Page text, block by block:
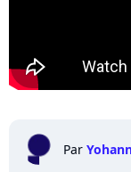
Par